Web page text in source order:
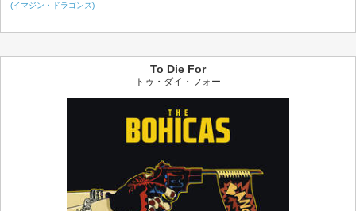
(イマジン・ドラゴンズ)
To Die For
トゥ・ダイ・フォー